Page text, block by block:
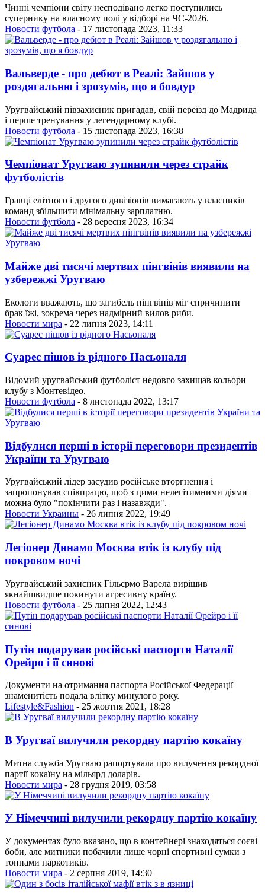
Чинні чемпіони світу несподівано легко поступились
супернику на власному полі у відборі на ЧС-2026.
Новости футбола - 17 листопада 2023, 11:33
Вальверде - про дебют в Реалі: Зайшов у
роздягальню і зрозумів, що я бовдур
Уругвайський півзахисник пригадав, свій переїзд до Мадрида
і перше тренування у легендарному клубі.
Новости футбола - 15 листопада 2023, 16:38
Чемпіонат Уругваю зупинили через страйк
футболістів
Гравці елітного і другого дивізіонів вимагають у власників
команд збільшити мінімальну зарплатню.
Новости футбола - 28 вересня 2023, 16:34
Майже дві тисячі мертвих пінгвінів виявили на
узбережжі Уругваю
Екологи вважають, що загибель пінгвінів міг спричинити
брак їжі, зокрема через надмірний вилов риби.
Новости мира - 22 липня 2023, 14:11
Суарес пішов із рідного Насьоналя
Відомий уругвайський футболіст недовго захищав кольори
клубу з Монтевідео.
Новости футбола - 8 листопада 2022, 13:17
Відбулися перші в історії переговори президентів
України та Уругваю
Уругвайський лідер засудив російське вторгнення і
запропонував співпрацю, щоб з цими нелегітимними діями
можна було "покінчити раз і назавжди".
Новости Украины - 26 липня 2022, 19:49
Легіонер Динамо Москва втік із клубу під
покровом ночі
Уругвайський захисник Гільєрмо Варела вирішив
якнайшвидше покинути агресивну країну.
Новости футбола - 25 липня 2022, 12:43
Путін подарував російські паспорти Наталії
Орейро і її синові
Документи на отримання паспорта Російської Федерації
знаменитість подала влітку минулого року.
Lifestyle&Fashion - 25 жовтня 2021, 18:28
В Уругваї вилучили рекордну партію кокаїну
Митна служба Уругваю рапортувала про вилучення рекордної
партії кокаїну на мільярд доларів.
Новости мира - 28 грудня 2019, 03:58
У Німеччині вилучили рекордну партію кокаїну
У документах було вказано, що в контейнері знаходяться соєві
боби, але митники побачили лише чорні спортивні сумки з
тоннами наркотиків.
Новости мира - 2 серпня 2019, 14:30